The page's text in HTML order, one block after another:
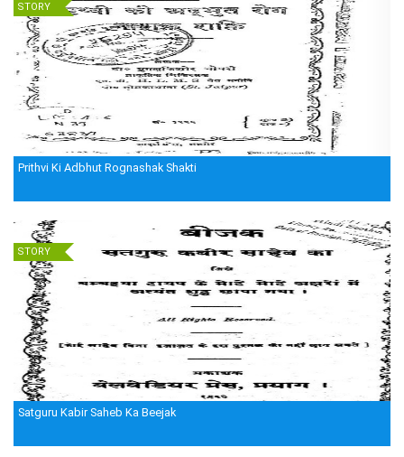
STORY
Prithvi Ki Adbhut Rognashak Shakti
STORY
Satguru Kabir Saheb Ka Beejak